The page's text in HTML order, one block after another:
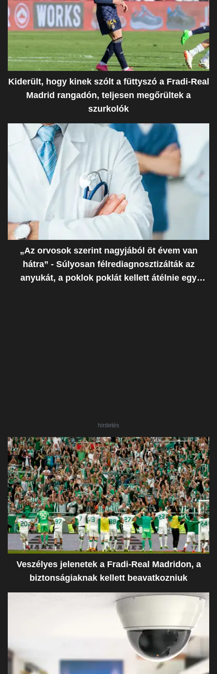
Kiderült, hogy kinek szólt a füttyszó a Fradi-Real
Madrid rangadón, teljesen megőrültek a
szurkolók
„Az orvosok szerint nagyjából öt évem van
hátra” - Súlyosan félrediagnosztizálták az
anyukát, a poklok poklát kellett átélnie egy
hirdetés
Veszélyes jelenetek a Fradi-Real Madridon, a
biztonságiaknak kellett beavatkozniuk